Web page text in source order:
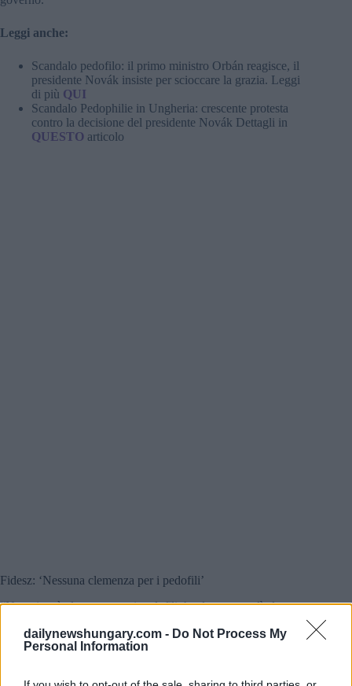
dailynewshungary.com - Do Not Process My
Personal Information
Leggi anche:
Scandalo pedofilo: il primo ministro Orbán reagisce, il
presidente Novák insiste per scioccare la grazia. Leggi
di più QUI
Scandalo Pedophilie in Ungheria: crescente protesta
contro la decisione del presidente Novák Dettagli in
QUESTO articolo
Fidesz: ‘Nessuna clemenza per i pedofili’
“Non ci sarà clemenza per i pedofili, ha detto venerdì al
ha presentato il programma mattutino di Kossuth rádió,
aggiungendo che i parlamentari di Fidesz sostengono la